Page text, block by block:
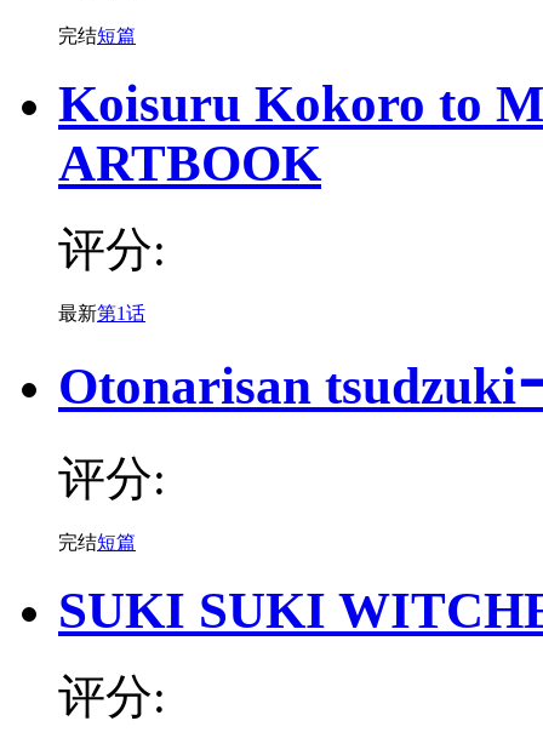
完结短篇
Koisuru Kokoro to
ARTBOOK
评分:
最新第1话
Otonarisan tsudzuki
评分:
完结短篇
SUKI SUKI
评分: